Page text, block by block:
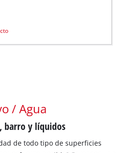
/ Agua
barro y líquidos
de todo tipo de superficies